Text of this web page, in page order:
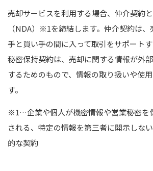
売却サービスを利用する場合、仲介契約
（NDA） ※1を締結します。仲介契約は、
手と買い手の間に入って取引をサポートす
秘密保持契約は、売却に関する情報が外
するためのもので、情報の取り扱いや使
す。
※1…企業や個人が機密情報や営業秘密を
される、特定の情報を第三者に開示しな
的な契約